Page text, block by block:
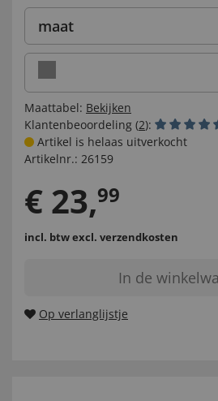
maat
Maattabel: Bekijken
Klantenbeoordeling (2):
Artikel is helaas uitverkocht
Artikelnr.: 26159
€ 23,99
incl. btwexcl. verzendkosten
In de
Op verlanglijstje